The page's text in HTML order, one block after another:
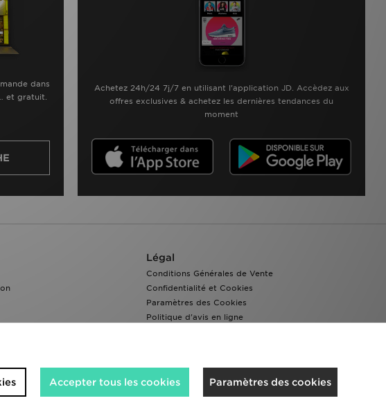
dans
et gratuit.
Achetez 24h/24 7j/7 en utilisant l'application JD. Accèdez aux
offres exclusives & achetez les dernières tendances du
moment
Légal
Conditions Générales de Vente
Confidentialité et Cookies
Paramètres des Cookies
Politique d'avis en ligne
Paramètres des cookies
Accepter tous les cookies